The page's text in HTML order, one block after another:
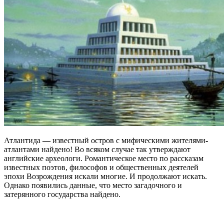
Атлантида — известный остров с мифическими жителями-
атлантами найдено! Во всяком случае так утверждают
английские археологи. Романтическое место по рассказам
известных поэтов, философов и общественных деятелей
эпохи Возрождения искали многие. И продолжают искать.
Однако появились данные, что место загадочного и
затерянного государства найдено.